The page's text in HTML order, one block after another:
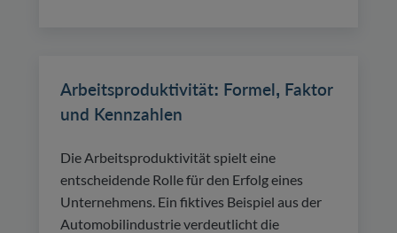
Arbeitsproduktivität: Formel, Faktor
und Kennzahlen
Die Arbeitsproduktivität spielt eine
entscheidende Rolle für den Erfolg eines
Unternehmens. Ein fiktives Beispiel aus der
Automobilindustrie verdeutlicht die